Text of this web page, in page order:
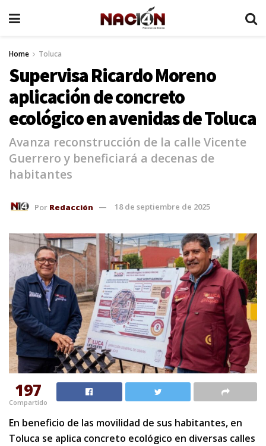
Home Toluca
Supervisa Ricardo Moreno
aplicación de concreto
ecológico en avenidas de Toluca
Avanza reconstrucción de la calle Vicente
Guerrero y beneficiará a decenas de
habitantes
Por Redacción 18 de septiembre de 2025
197
Compartido
En beneficio de las movilidad de sus habitantes, en
Toluca se aplica concreto ecológico en diversas calles